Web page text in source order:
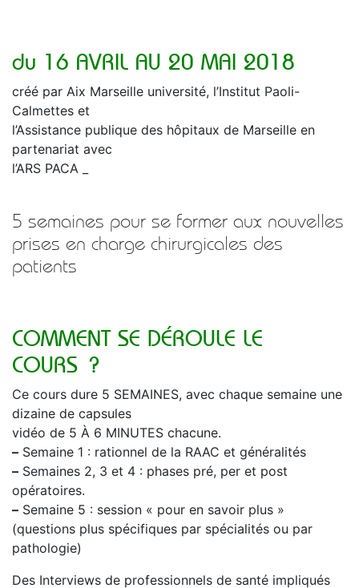
du 16 AVRIL AU 20 MAI 2018
créé par Aix Marseille université, l’Institut Paoli-
Calmettes et
l’Assistance publique des hôpitaux de Marseille en
partenariat avec
l’ARS PACA _
5 semaines pour se former aux nouvelles
prises en charge chirurgicales des
patients
COMMENT SE DÉROULE LE
COURS ?
Ce cours dure 5 SEMAINES, avec chaque semaine une
dizaine de capsules
vidéo de 5 À 6 MINUTES chacune.
– Semaine 1 : rationnel de la RAAC et généralités
– Semaines 2, 3 et 4 : phases pré, per et post
opératoires.
– Semaine 5 : session « pour en savoir plus »
(questions plus spécifiques par spécialités ou par
pathologie)
Des Interviews de professionnels de santé impliqués